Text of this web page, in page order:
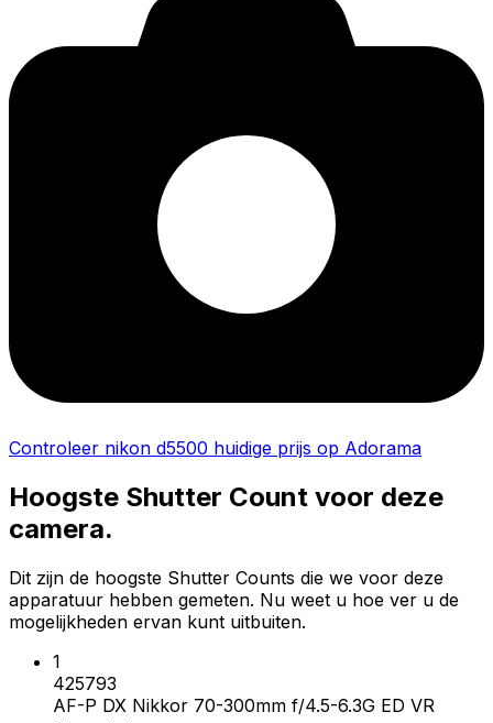
Controleer nikon d5500 huidige prijs op Adorama
Hoogste Shutter Count voor deze
camera.
Dit zijn de hoogste Shutter Counts die we voor deze
apparatuur hebben gemeten. Nu weet u hoe ver u de
mogelijkheden ervan kunt uitbuiten.
1
425793
AF-P DX Nikkor 70-300mm f/4.5-6.3G ED VR